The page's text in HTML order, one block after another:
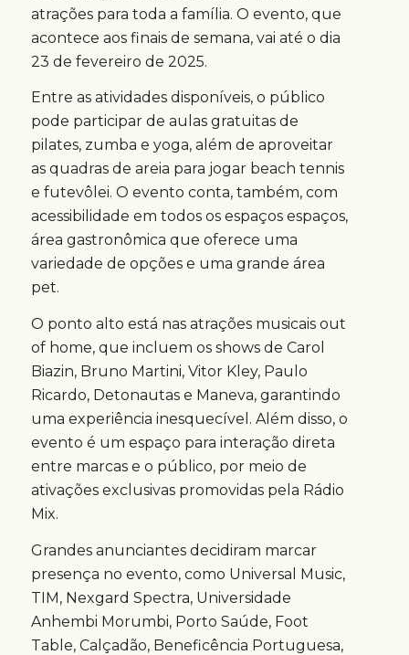
atrações para toda a família. O evento, que
acontece aos finais de semana, vai até o dia
23 de fevereiro de 2025.
Entre as atividades disponíveis, o público
pode participar de aulas gratuitas de
pilates, zumba e yoga, além de aproveitar
as quadras de areia para jogar beach tennis
e futevôlei. O evento conta, também, com
acessibilidade em todos os espaços espaços,
área gastronômica que oferece uma
variedade de opções e uma grande área
pet.
O ponto alto está nas atrações musicais out
of home, que incluem os shows de Carol
Biazin, Bruno Martini, Vitor Kley, Paulo
Ricardo, Detonautas e Maneva, garantindo
uma experiência inesquecível. Além disso, o
evento é um espaço para interação direta
entre marcas e o público, por meio de
ativações exclusivas promovidas pela Rádio
Mix.
Grandes anunciantes decidiram marcar
presença no evento, como Universal Music,
TIM, Nexgard Spectra, Universidade
Anhembi Morumbi, Porto Saúde, Foot
Table, Calçadão, Beneficência Portuguesa,